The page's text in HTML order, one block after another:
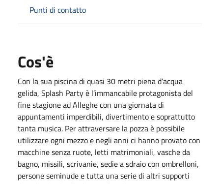
Punti di contatto
Cos'è
Con la sua piscina di quasi 30 metri piena d’acqua
gelida, Splash Party è l’immancabile protagonista del
fine stagione ad Alleghe con una giornata di
appuntamenti imperdibili, divertimento e soprattutto
tanta musica. Per attraversare la pozza è possibile
utilizzare ogni mezzo e negli anni ci hanno provato con
macchine senza ruote, letti matrimoniali, vasche da
bagno, missili, scrivanie, sedie a sdraio con ombrelloni,
persone seminude e tutta una serie di altri supporti